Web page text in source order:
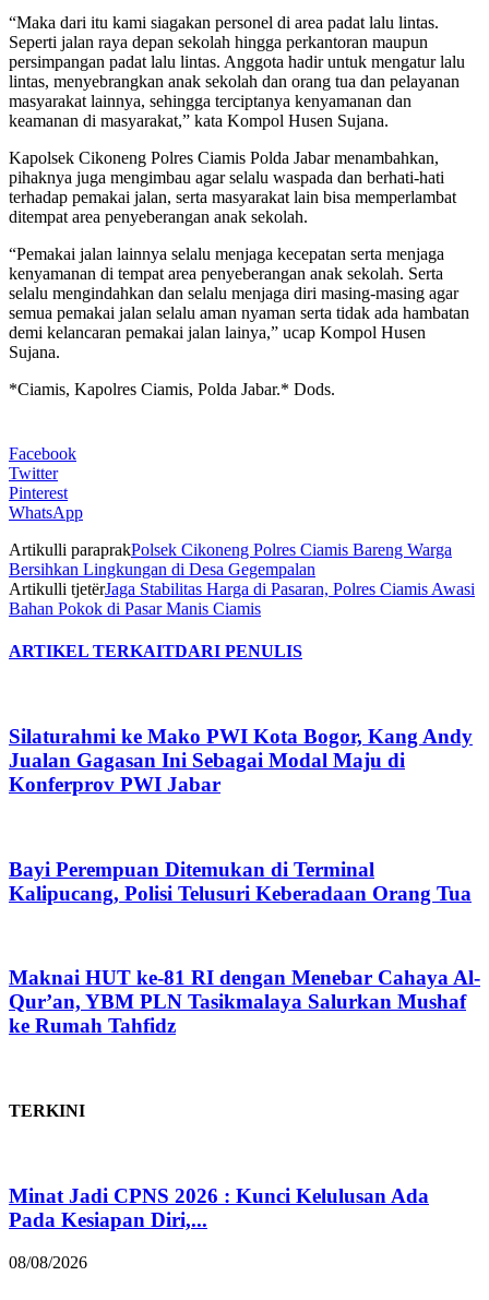
“Maka dari itu kami siagakan personel di area padat lalu lintas.
Seperti jalan raya depan sekolah hingga perkantoran maupun
persimpangan padat lalu lintas. Anggota hadir untuk mengatur lalu
lintas, menyebrangkan anak sekolah dan orang tua dan pelayanan
masyarakat lainnya, sehingga terciptanya kenyamanan dan
keamanan di masyarakat,” kata Kompol Husen Sujana.
Kapolsek Cikoneng Polres Ciamis Polda Jabar menambahkan,
pihaknya juga mengimbau agar selalu waspada dan berhati-hati
terhadap pemakai jalan, serta masyarakat lain bisa memperlambat
ditempat area penyeberangan anak sekolah.
“Pemakai jalan lainnya selalu menjaga kecepatan serta menjaga
kenyamanan di tempat area penyeberangan anak sekolah. Serta
selalu mengindahkan dan selalu menjaga diri masing-masing agar
semua pemakai jalan selalu aman nyaman serta tidak ada hambatan
demi kelancaran pemakai jalan lainya,” ucap Kompol Husen
Sujana.
*Ciamis, Kapolres Ciamis, Polda Jabar.* Dods.
Facebook
Twitter
Pinterest
WhatsApp
Artikulli paraprakPolsek Cikoneng Polres Ciamis Bareng Warga
Bersihkan Lingkungan di Desa Gegempalan
Artikulli tjetërJaga Stabilitas Harga di Pasaran, Polres Ciamis Awasi
Bahan Pokok di Pasar Manis Ciamis
ARTIKEL TERKAITDARI PENULIS
Silaturahmi ke Mako PWI Kota Bogor, Kang Andy
Jualan Gagasan Ini Sebagai Modal Maju di
Konferprov PWI Jabar
Bayi Perempuan Ditemukan di Terminal
Kalipucang, Polisi Telusuri Keberadaan Orang Tua
Maknai HUT ke-81 RI dengan Menebar Cahaya Al-
Qur’an, YBM PLN Tasikmalaya Salurkan Mushaf
ke Rumah Tahfidz
TERKINI
Minat Jadi CPNS 2026 : Kunci Kelulusan Ada
Pada Kesiapan Diri,...
08/08/2026